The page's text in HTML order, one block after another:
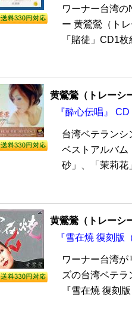
ワーナー台湾
ー 黄鶯鶯（ト
「賭徒」CD1
黄鶯鶯（トレーシ
『酔心伝唱』
台湾ベテランシ
ベストアルバム
砂」、「茉莉花
黄鶯鶯（トレーシ
『雪在燒 復刻版
ワーナー台湾
ズの台湾ベテ
『雪在燒 復刻